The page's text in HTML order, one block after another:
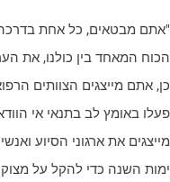
מבטאים, כל אחת בדרכה
המאחד בין כולנו, את
אתם מייצגים הצוותים
באומץ לב בתנאי אי
את ארגוני הסיוע
השנה כדי להקל על